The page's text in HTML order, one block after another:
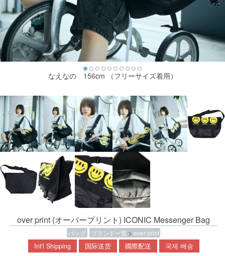
なえなの 156cm （フリーサイズ着用）
over print (オーバープリント) ICONIC Messenger Bag
バッグ ブランド一覧 > over print
Int'l Shipping 国际送货 國際配送 국제 배송